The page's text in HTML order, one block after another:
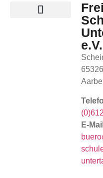
e.V.
65326
E-Mail